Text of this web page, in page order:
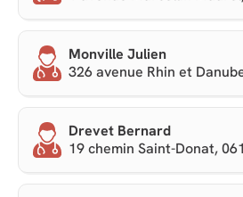
Monville Julien
326 avenue Rhin et
Drevet Bernard
19 chemin Saint-Donat,